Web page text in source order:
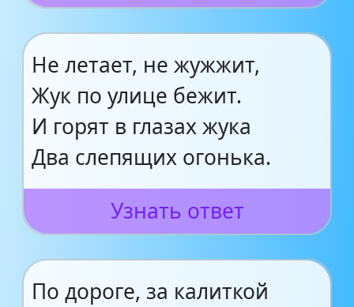
Не летает, не жужжит,
Жук по улице бежит.
И горят в глазах жука
Два слепящих огонька.
Узнать ответ
По дороге, за калиткой